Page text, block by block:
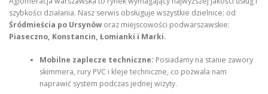
szybkości działania. Nasz serwis obsługuje wszystkie dzielnice: od
Śródmieścia po Ursynóworaz miejscowości podwarszawskie:
Piaseczno, Konstancin, Łomianki i Marki.
Mobilne zaplecze techniczne: Posiadamy na stanie zawory
skimmera, rury PVC i kleje techniczne, co pozwala nam
naprawić system podczas jednej wizyty.